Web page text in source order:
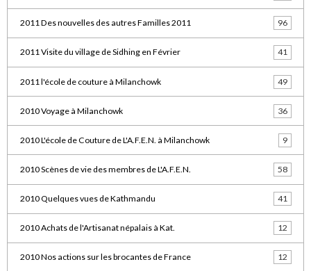
2011 Des nouvelles des autres Familles 2011 96
2011 Visite du village de Sidhing en Février 41
2011 l'école de couture à Milanchowk 49
2010 Voyage à Milanchowk 36
2010 L'école de Couture de L'A.F.E.N. à Milanchowk 9
2010 Scènes de vie des membres de L'A.F.E.N. 58
2010 Quelques vues de Kathmandu 41
2010 Achats de l'Artisanat népalais à Kat. 12
2010 Nos actions sur les brocantes de France 12